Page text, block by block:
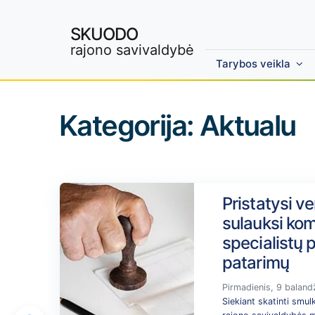
SKUODO
rajono savivaldybė
Tarybos veikla
Kategorija: Aktualu
Pristatysi
sulauksi
specialistų
patarimų
Pirmadienis, 9
Siekiant skatinti